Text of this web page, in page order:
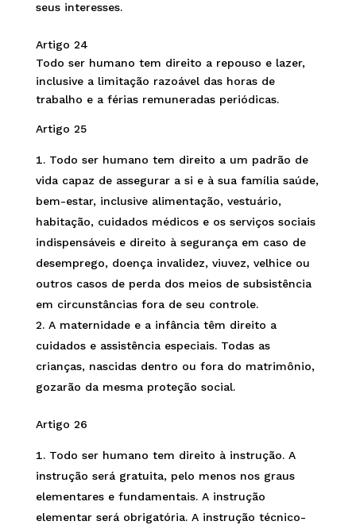
seus interesses.
Artigo 24
Todo ser humano tem direito a repouso e lazer,
inclusive a limitação razoável das horas de
trabalho e a férias remuneradas periódicas.
Artigo 25
Todo ser humano tem direito a um padrão de
vida capaz de assegurar a si e à sua família saúde,
bem-estar, inclusive alimentação, vestuário,
habitação, cuidados médicos e os serviços sociais
indispensáveis e direito à segurança em caso de
desemprego, doença invalidez, viuvez, velhice ou
outros casos de perda dos meios de subsistência
em circunstâncias fora de seu controle.
A maternidade e a infância têm direito a
cuidados e assistência especiais. Todas as
crianças, nascidas dentro ou fora do matrimônio,
gozarão da mesma proteção social.
Artigo 26
Todo ser humano tem direito à instrução. A
instrução será gratuita, pelo menos nos graus
elementares e fundamentais. A instrução
elementar será obrigatória. A instrução técnico-